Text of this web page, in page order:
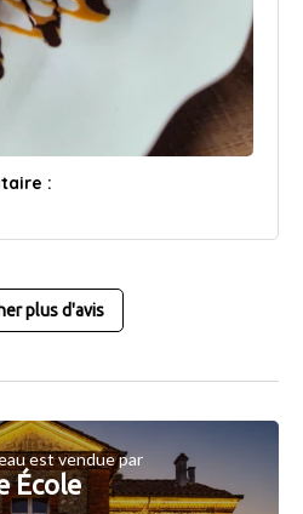
:
plus d'avis
est vendue par
École